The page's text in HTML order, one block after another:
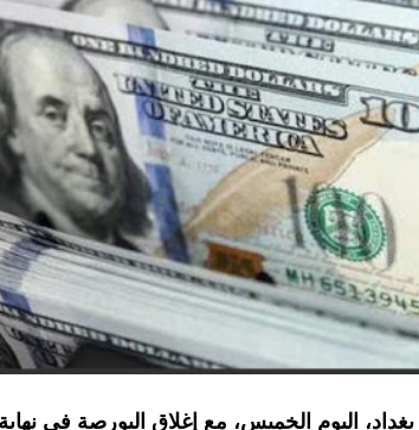
اليوم الخميس، مع إغلاق البورصة في